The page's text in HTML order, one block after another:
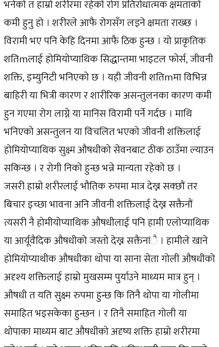
भनेको त हाम्रो शरीरमा रहेको रोग प्रतिरोधात्मक क्षमताको
कमी हुनु हो । शरीरले आफै रोगसँग लड्ने क्षमता राख्छ ।
विरामी भए पनि केहि दिनमा आफै ठिक हुन्छ । यो प्राकृतिक
शतिmलाई होमियोप्याथिक सिद्धान्तमा भाइटल फोर्स, जीवनी
शक्ति, इम्युनिटी भनिएको छ । यही जीवनी शतिmमा विभिन्न
बाहिरी या भित्री कारण र शारीरिक असन्तुलनका कारण कमी
हुन गएमा रोग लाग्ने या मानिस विरामी पर्ने गर्दछ । माथि
भनिएको असन्तुलन या विचलित भएको जीवनी शक्तिलाई
होमियोप्याथिक सुक्ष्म औषधीको सेवनबाट ठीक ठाउँमा ल्याउन
सकिन्छ । र रोगी निको हुन्छ भन्ने मान्यता रहेको छ ।
जसरी हाम्रो शरीरलाई भौतिक रुपमा मात्र देख्न सक्छौं तर
बिचार इच्छा भावना अनि जीवनी शक्तिलाई देख्न सक्तैनौं
त्यसरी नै होमीयोप्याथिक औषधीलाई पनि हामी एलोप्याथिक
या आर्यूवैदिक औषधीको जस्तो देख्न सक्तैनांै । हामीले खाने
होमियोप्याथीक औषधीका थोपा या साना सेता गोली औषधीको
अदृश्य शक्तिलाई हाम्रो मुखसम्म पुर्याउने माध्यम मात्र हुन् ।
औषधी त यति सुक्ष्म रुपमा हुन्छ कि तिनै थोपा या गोलीमा
समाहित भइसकेका हुन्छन । र तिनै समाहित गोली या
थोपाका माध्यम बाट औषधीको अदृष्य शक्ति हाम्रो शरीरमा